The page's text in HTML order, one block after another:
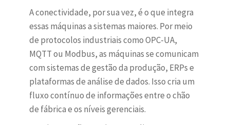
A conectividade, por sua vez, é o que integra
essas máquinas a sistemas maiores. Por meio
de protocolos industriais como OPC-UA,
MQTT ou Modbus, as máquinas se comunicam
com sistemas de gestão da produção, ERPs e
plataformas de análise de dados. Isso cria um
fluxo contínuo de informações entre o chão
de fábrica e os níveis gerenciais.